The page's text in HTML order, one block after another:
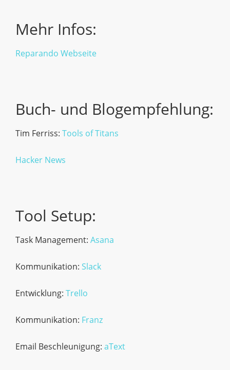
Mehr Infos:
Reparando Webseite
Buch- und Blogempfehlung:
Tim Ferriss: Tools of Titans
Hacker News
Tool Setup:
Task Management: Asana
Kommunikation: Slack
Entwicklung: Trello
Kommunikation: Franz
Email Beschleunigung: aText